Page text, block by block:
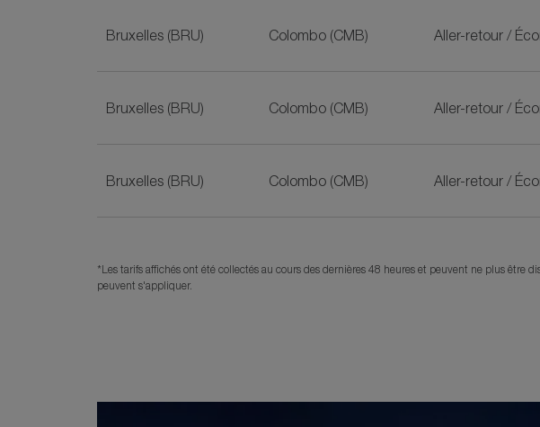
Bruxelles (BRU) Colombo (CMB) Aller-retour /
Bruxelles (BRU) Colombo (CMB) Aller-retour /
Bruxelles (BRU) Colombo (CMB) Aller-retour /
*Les tarifs affichés ont été collectés au cours des dernières 48 heures et peuvent ne plus
peuvent s'appliquer.